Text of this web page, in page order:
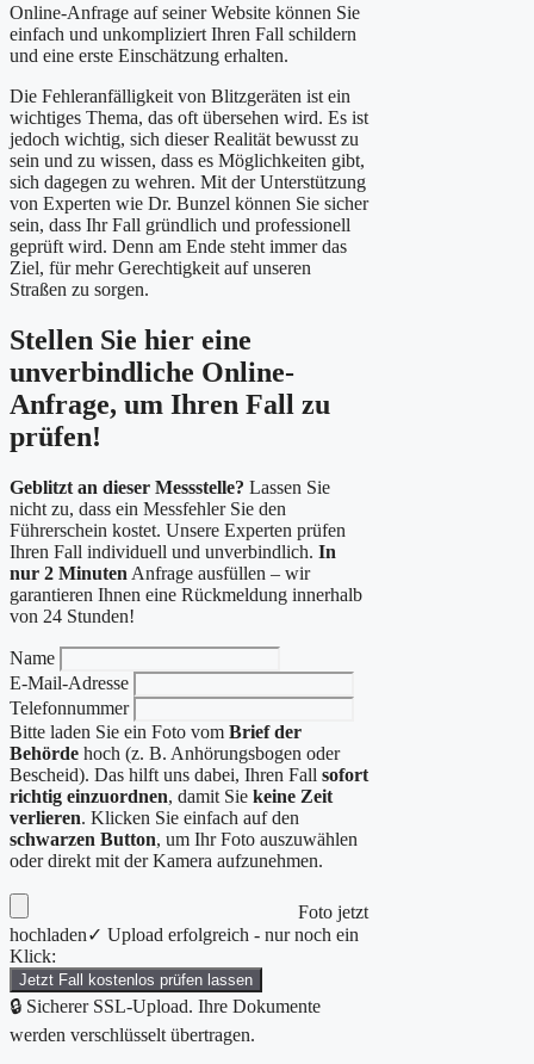
Online-Anfrage auf seiner Website können Sie
einfach und unkompliziert Ihren Fall schildern
und eine erste Einschätzung erhalten.
Die Fehleranfälligkeit von Blitzgeräten ist ein
wichtiges Thema, das oft übersehen wird. Es ist
jedoch wichtig, sich dieser Realität bewusst zu
sein und zu wissen, dass es Möglichkeiten gibt,
sich dagegen zu wehren. Mit der Unterstützung
von Experten wie Dr. Bunzel können Sie sicher
sein, dass Ihr Fall gründlich und professionell
geprüft wird. Denn am Ende steht immer das
Ziel, für mehr Gerechtigkeit auf unseren
Straßen zu sorgen.
Stellen Sie hier eine
unverbindliche Online-
Anfrage, um Ihren Fall zu
prüfen!
Geblitzt an dieser Messstelle? Lassen Sie
nicht zu, dass ein Messfehler Sie den
Führerschein kostet. Unsere Experten prüfen
Ihren Fall individuell und unverbindlich. In
nur 2 Minuten Anfrage ausfüllen – wir
garantieren Ihnen eine Rückmeldung innerhalb
von 24 Stunden!
Name
E-Mail-Adresse
Telefonnummer
Bitte laden Sie ein Foto vom Brief der
Behörde hoch (z. B. Anhörungsbogen oder
Bescheid). Das hilft uns dabei, Ihren Fall sofort
richtig einzuordnen, damit Sie keine Zeit
verlieren. Klicken Sie einfach auf den
schwarzen Button, um Ihr Foto auszuwählen
oder direkt mit der Kamera aufzunehmen.
Foto jetzt
hochladen✓ Upload erfolgreich - nur noch ein
Klick:
Jetzt Fall kostenlos prüfen lassen
🔒 Sicherer SSL-Upload. Ihre Dokumente
werden verschlüsselt übertragen.